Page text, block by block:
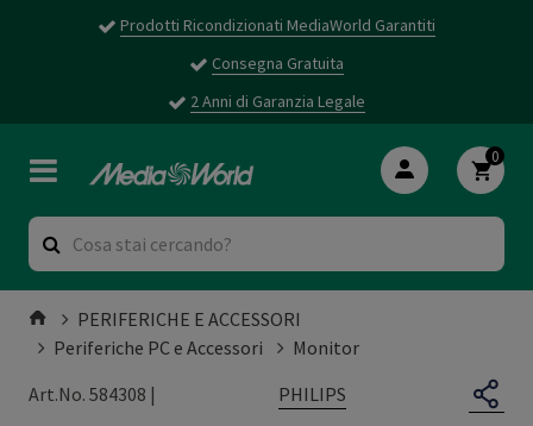
Prodotti Ricondizionati MediaWorld Garantiti
Consegna Gratuita
2 Anni di Garanzia Legale
0
PERIFERICHE E ACCESSORI
Periferiche PC e Accessori
Monitor
Art.No. 584308 |
PHILIPS